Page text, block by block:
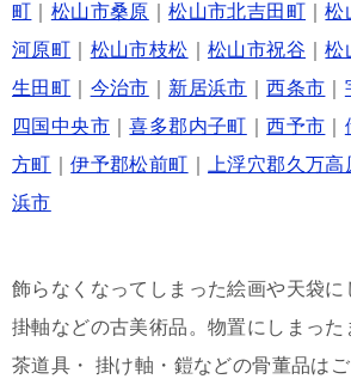
町
松山市桑原 ｜松山市北吉田町 ｜松
河原町
松山市枝松 ｜松山市祝谷 ｜松
生田町
今治市 新居浜市 西条市
四国中央市 ｜喜多郡内子町 西予市
方町
｜伊予郡松前町 ｜上浮穴郡久万高
浜市
飾らなくなってしまった絵画や天袋
掛軸などの古美術品。物置にしまった
茶道具・ 掛け軸・鎧などの骨董品は